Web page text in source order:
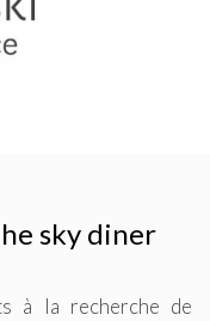
sky diner
à la recherche de